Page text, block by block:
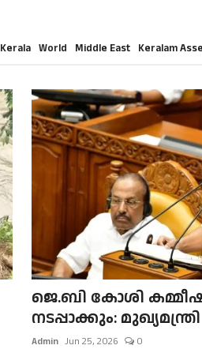
Kerala World Middle East Keralam
ജെ.ബി കോശി
നടപ്പാക്കും: മുഖ്യമന്ത്രി
Admin Jun 25, 2026 0